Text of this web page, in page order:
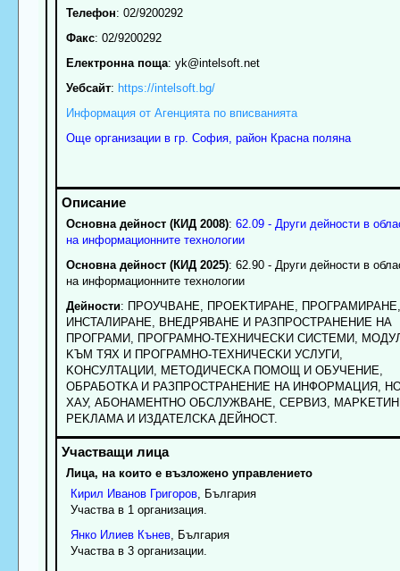
Телефон: 02/9200292
Факс: 02/9200292
Електронна поща: yk@intelsoft.net
Уебсайт: https://intelsoft.bg/
Информация от Агенцията по вписванията
Още организации в гр. София, район Красна поляна
Основна дейност (КИД 2008): 62.09 - Други дейности в
на информационните технологии
Основна дейност (КИД 2025): 62.90 - Други дейности в
на информационните технологии
Дейности: ПPOУЧBAHE, ПPOEKTИPAHE, ПPOГPAMИPAHE,
ИHCTAЛИPAHE, BHEДPЯBAHE И PAЗПPOCTPAHEHИE HA
ПPOГPAMИ, ПPOГPAMHO-TEXHИЧECKИ CИCTEMИ,
KЪM ТЯX И ПPOГPAMHO-TEXHИЧECKИ УCЛУГИ,
KOHCУЛTAЦИИ, METOДИЧECKA ПOMOЩ И ОБУЧEHИE,
OБPAБOTKA И PAЗПPOCTPAHEHИE HA ИHФOPMAЦИЯ,
XAУ, AБOHAMEHTHO OБCЛУЖBAHE, CEPBИЗ,
PEKЛAMA И ИЗДATEЛCKA ДEЙHOCT.
Лица, на които е възложено управлението
Кирил Иванов Григоров, България
Участва в 1 организация.
Янко Илиев Кънев, България
Участва в 3 организации.